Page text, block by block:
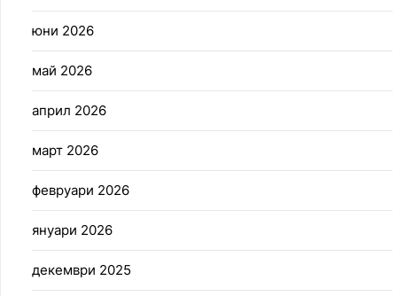
юни 2026
май 2026
април 2026
март 2026
февруари 2026
януари 2026
декември 2025